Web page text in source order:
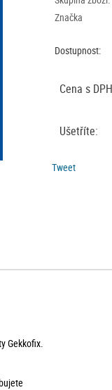
Značka
Dostupnost:
Cena s DPH
Ušetříte:
Tweet
Gekkofix.